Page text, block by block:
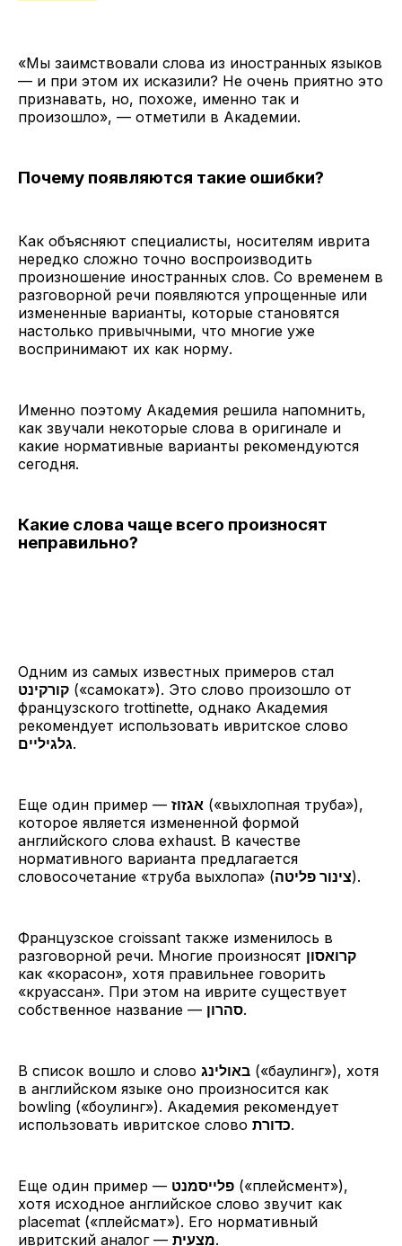
«Мы заимствовали слова из иностранных языков
— и при этом их исказили? Не очень приятно это
признавать, но, похоже, именно так и
произошло», — отметили в Академии.
Почему появляются такие ошибки?
Как объясняют специалисты, носителям иврита
нередко сложно точно воспроизводить
произношение иностранных слов. Со временем в
разговорной речи появляются упрощенные или
измененные варианты, которые становятся
настолько привычными, что многие уже
воспринимают их как норму.
Именно поэтому Академия решила напомнить,
как звучали некоторые слова в оригинале и
какие нормативные варианты рекомендуются
сегодня.
Какие слова чаще всего произносят
неправильно?
Одним из самых известных примеров стал
קורקינט («самокат»). Это слово произошло от
французского trottinette, однако Академия
рекомендует использовать ивритское слово
גלגיליים.
Еще один пример — אגזוז («выхлопная труба»),
которое является измененной формой
английского слова exhaust. В качестве
нормативного варианта предлагается
словосочетание «труба выхлопа» (צינור פליטה).
Французское croissant также изменилось в
разговорной речи. Многие произносят קרואסון
как «корасон», хотя правильнее говорить
«круассан». При этом на иврите существует
собственное название — סהרון.
В список вошло и слово באולינג («баулинг»), хотя
в английском языке оно произносится как
bowling («боулинг»). Академия рекомендует
использовать ивритское слово כדורת.
Еще один пример — פלייסמנט («плейсмент»),
хотя исходное английское слово звучит как
placemat («плейсмат»). Его нормативный
ивритский аналог — מצעית.